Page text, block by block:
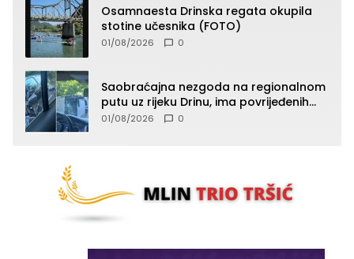
Osamnaesta Drinska regata okupila
stotine učesnika (FOTO)
01/08/2026 0
Saobraćajna nezgoda na regionalnom
putu uz rijeku Drinu, ima povrijeđenih
lica (FOTO)
01/08/2026 0